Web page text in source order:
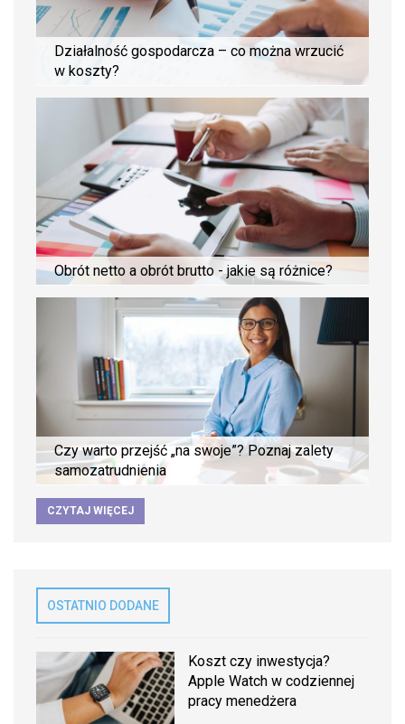
Działalność gospodarcza – co można wrzucić
w koszty?
Obrót netto a obrót brutto - jakie są różnice?
Czy warto przejść „na swoje”? Poznaj zalety
samozatrudnienia
CZYTAJ WIĘCEJ
OSTATNIO DODANE
Koszt czy inwestycja?
Apple Watch w codziennej
pracy menedżera